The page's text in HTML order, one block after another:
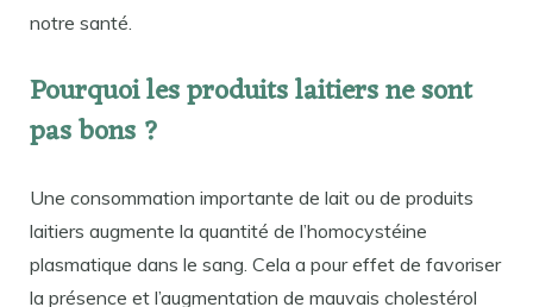
notre santé.
Pourquoi les produits laitiers ne sont
pas bons ?
Une consommation importante de lait ou de produits
laitiers augmente la quantité de l’homocystéine
plasmatique dans le sang. Cela a pour effet de favoriser
la présence et l’augmentation de mauvais cholestérol